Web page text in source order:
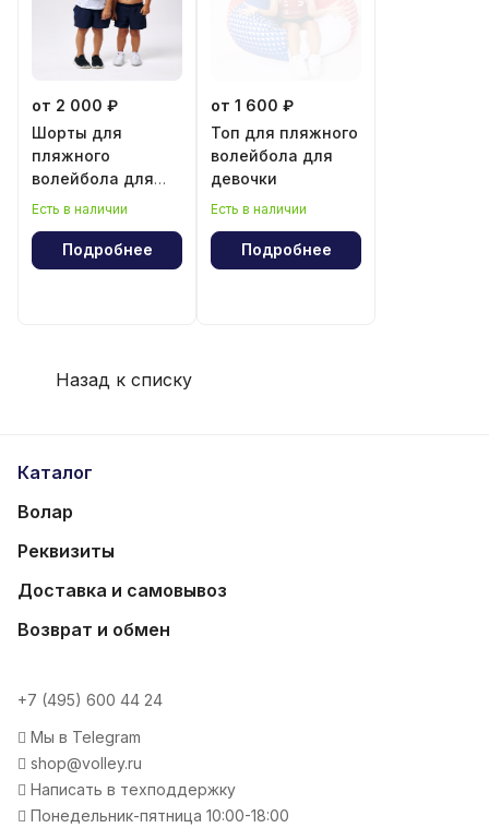
от 2 000 ₽
Шорты для
пляжного
волейбола для
мальчика и
Есть в наличии
Подробнее
от 1 600 ₽
Топ для пляжного
волейбола для
девочки
Есть в наличии
Подробнее
Назад к списку
Каталог
Волар
Реквизиты
Доставка и самовывоз
Возврат и обмен
+7 (495) 600 44 24
Мы в Telegram
shop@volley.ru
Написать в техподдержку
Понедельник-пятница 10:00-18:00